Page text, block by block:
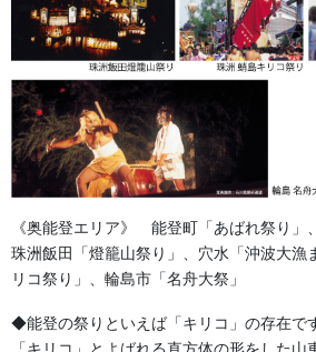
い。 森景楽天市場店でお祭り用品多数販
ピング店でお祭り用品多数販売中!! […]
2023/06/02
足袋,腹掛・股引、手拭
祭 足袋 倉敷屋 祭氣
倉敷屋 祭氣 （コハゼ：７枚） 人気の足
アークッション入り祭り足袋です。 特徴
ンが見えない普通の外観です。 ＥＶＡミ
により抜群の衝動吸収を実現。長時間や […]
2019/09/20
《奥能登エリア》 能登町「あばれ祭り」
珠洲飯田「燈籠山祭り」、穴水「沖波大漁
リコ祭り」、輪島市「名舟大祭」
◆能登の祭りといえば「キリコ」の存在で